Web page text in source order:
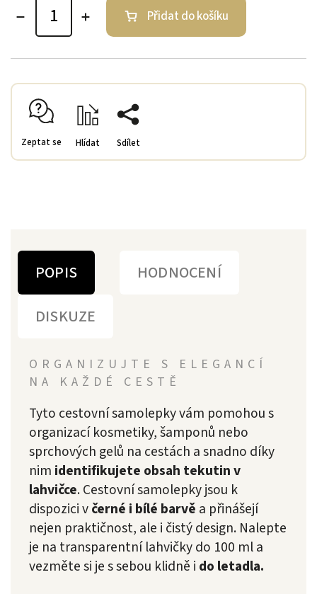
Přidat do košíku
Zeptat se Hlídat Sdílet
POPIS
HODNOCENÍ
DISKUZE
ORGANIZUJTE S ELEGANCÍ
NA KAŽDÉ CESTĚ
Tyto cestovní samolepky vám pomohou s
organizací kosmetiky, šamponů nebo
sprchových gelů na cestách a snadno díky
nim identifikujete obsah tekutin v
lahvičce. Cestovní samolepky jsou k
dispozici včerné i bílé barvě a přinášejí
nejen praktičnost, ale i čistý design. Nalepte
je na transparentní lahvičky do 100 ml a
vezměte si je s sebou klidně i do letadla.